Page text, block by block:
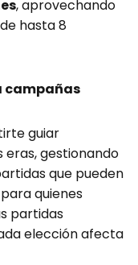
, aprovechando
hasta 8
campañas
guiar
eras, gestionando
que pueden
quienes
partidas
elección afecta